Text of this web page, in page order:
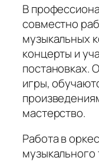
В
совместно
музыкальных
концерты и
постановках.
игры,
мастерство.
Работа в
музыкального